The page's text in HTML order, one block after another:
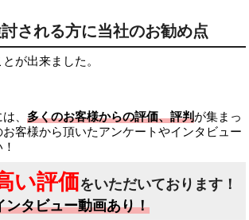
される方に当社のお勧め点
が出来ました。
は、多くのお客様からの評価、評判が集まっ
客様から頂いたアンケートやインタビュー
い評価をいただいております！
ンタビュー動画あり！